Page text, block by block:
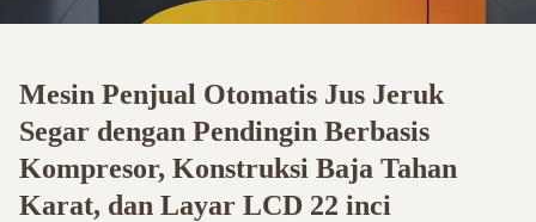
Mesin Penjual Otomatis Jus Jeruk
Segar dengan Pendingin Berbasis
Kompresor, Konstruksi Baja Tahan
Karat, dan Layar LCD 22 inci